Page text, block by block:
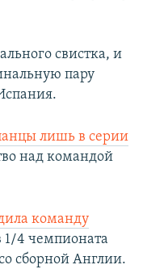
свистка, и
пару
лишь в серии
над командой
команду
1/4 чемпионата
сборной Англии.